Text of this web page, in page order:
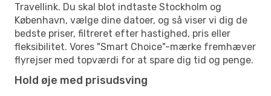
Travellink. Du skal blot indtaste Stockholm og
København, vælge dine datoer, og så viser vi dig de
bedste priser, filtreret efter hastighed, pris eller
fleksibilitet. Vores "Smart Choice"-mærke fremhæver
flyrejser med topværdi for at spare dig tid og penge.
Hold øje med prisudsving